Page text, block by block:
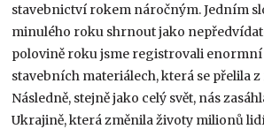
stavebnictví rokem náročným. Jedním
minulého roku shrnout jako
polovině roku jsme registrovali enormní
stavebních materiálech, která se přelila z
Následně, stejně jako celý svět, nás
Ukrajině, která změnila životy milionů